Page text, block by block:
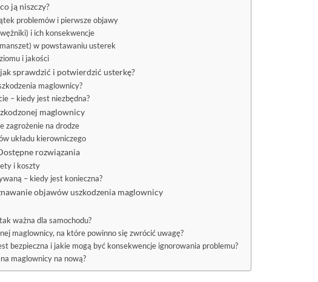
ją niszczy?
problemów i pierwsze objawy
i ich konsekwencje
w powstawaniu usterek
i jakości
sprawdzić i potwierdzić usterkę?
maglownicy?
– kiedy jest niezbędna?
maglownicy
zagrożenie na drodze
układu kierowniczego
rozwiązania
i koszty
– kiedy jest konieczna?
objawów uszkodzenia maglownicy
ważna dla samochodu?
maglownicy, na które powinno się zwrócić uwagę?
bezpieczna i jakie mogą być konsekwencje ignorowania problemu?
maglownicy na nową?